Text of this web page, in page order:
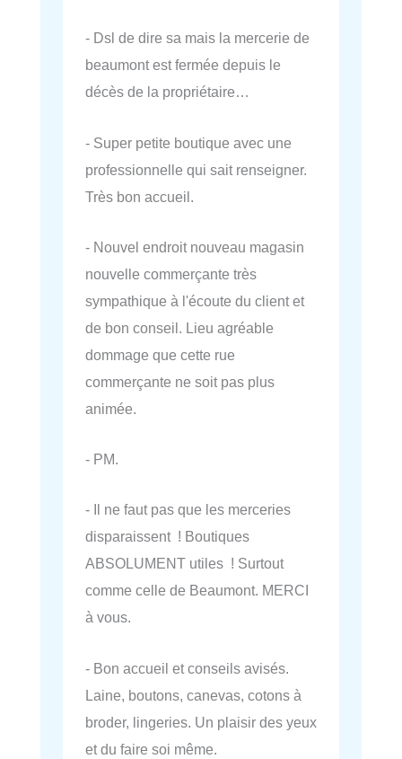
- Dsl de dire sa mais la mercerie de
beaumont est fermée depuis le
décès de la propriétaire…
- Super petite boutique avec une
professionnelle qui sait renseigner.
Très bon accueil.
- Nouvel endroit nouveau magasin
nouvelle commerçante très
sympathique à l'écoute du client et
de bon conseil. Lieu agréable
dommage que cette rue
commerçante ne soit pas plus
animée.
- PM.
- Il ne faut pas que les merceries
disparaissent ! Boutiques
ABSOLUMENT utiles ! Surtout
comme celle de Beaumont. MERCI
à vous.
- Bon accueil et conseils avisés.
Laine, boutons, canevas, cotons à
broder, lingeries. Un plaisir des yeux
et du faire soi même.